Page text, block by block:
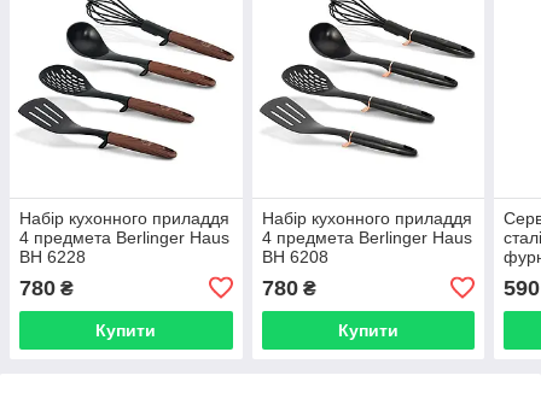
Набір кухонного приладдя
4 предмета Berlinger Haus
BH 6228
780 ₴
Купити
Набір кухонного приладдя
4 предмета Berlinger Haus
BH 6208
780₴
Купити
BH
590